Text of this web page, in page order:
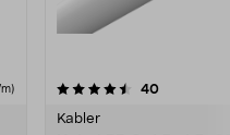
40
Kabler
4.5 av 5 stjerner